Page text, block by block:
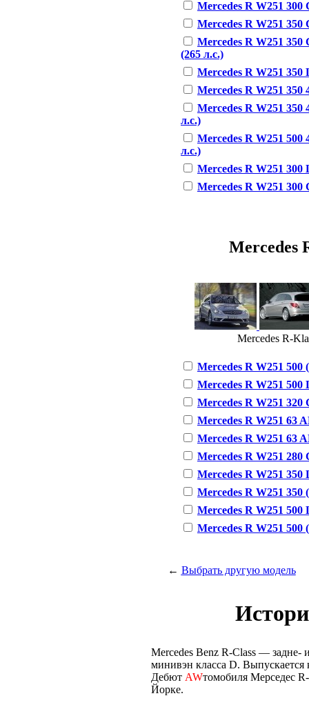
Mercedes R W251
Mercedes R W251
Mercedes R W251
(265 л.с.)
Mercedes R W251 350
Mercedes R W251 350
Mercedes R W251
л.с.)
Mercedes R W251
л.с.)
Mercedes R W251 300
Mercedes R W251 300
Mercedes
Mercedes R-
Mercedes R W251 500
Mercedes R W251 500
Mercedes R W251 320
Mercedes R W251 63
Mercedes R W251 63
Mercedes R W251 280
Mercedes R W251 350
Mercedes R W251 350
Mercedes R W251 500
Mercedes R W251 500
← Выбрать другую модель
Mercedes Benz R-Class —
минивэн класса D. Выпускается
Дебют AWтомобиля Мерседес
Йорке.